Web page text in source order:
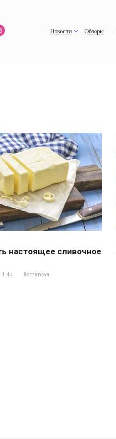
Новости Обзоры
настоящее сливочное
1.4к. Romanova